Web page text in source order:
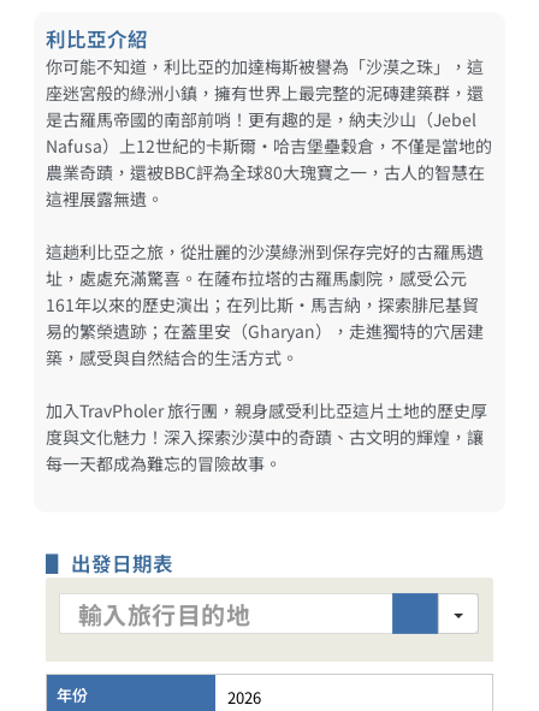
利比亞介紹
你可能不知道，利比亞的加達梅斯被譽為「沙漠之珠」，這
座迷宮般的綠洲小鎮，擁有世界上最完整的泥磚建築群，還
是古羅馬帝國的南部前哨！更有趣的是，納夫沙山（Jebel
Nafusa）上12世紀的卡斯爾·哈吉堡壘穀倉，不僅是當地的
農業奇蹟，還被BBC評為全球80大瑰寶之一，古人的智慧在
這裡展露無遺。
這趟利比亞之旅，從壯麗的沙漠綠洲到保存完好的古羅馬遺
址，處處充滿驚喜。在薩布拉塔的古羅馬劇院，感受公元
161年以來的歷史演出；在列比斯·馬吉納，探索腓尼基貿
易的繁榮遺跡；在蓋里安（Gharyan），走進獨特的穴居建
築，感受與自然結合的生活方式。
加入TravPholer 旅行團，親身感受利比亞這片土地的歷史厚
度與文化魅力！深入探索沙漠中的奇蹟、古文明的輝煌，讓
每一天都成為難忘的冒險故事。
▋ 出發日期表
年份
2026